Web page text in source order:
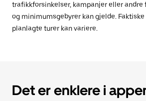
trafikkforsinkelser, kampanjer eller andre
og minimumsgebyrer kan gjelde.
planlagte turer kan variere.
Det er enklere i